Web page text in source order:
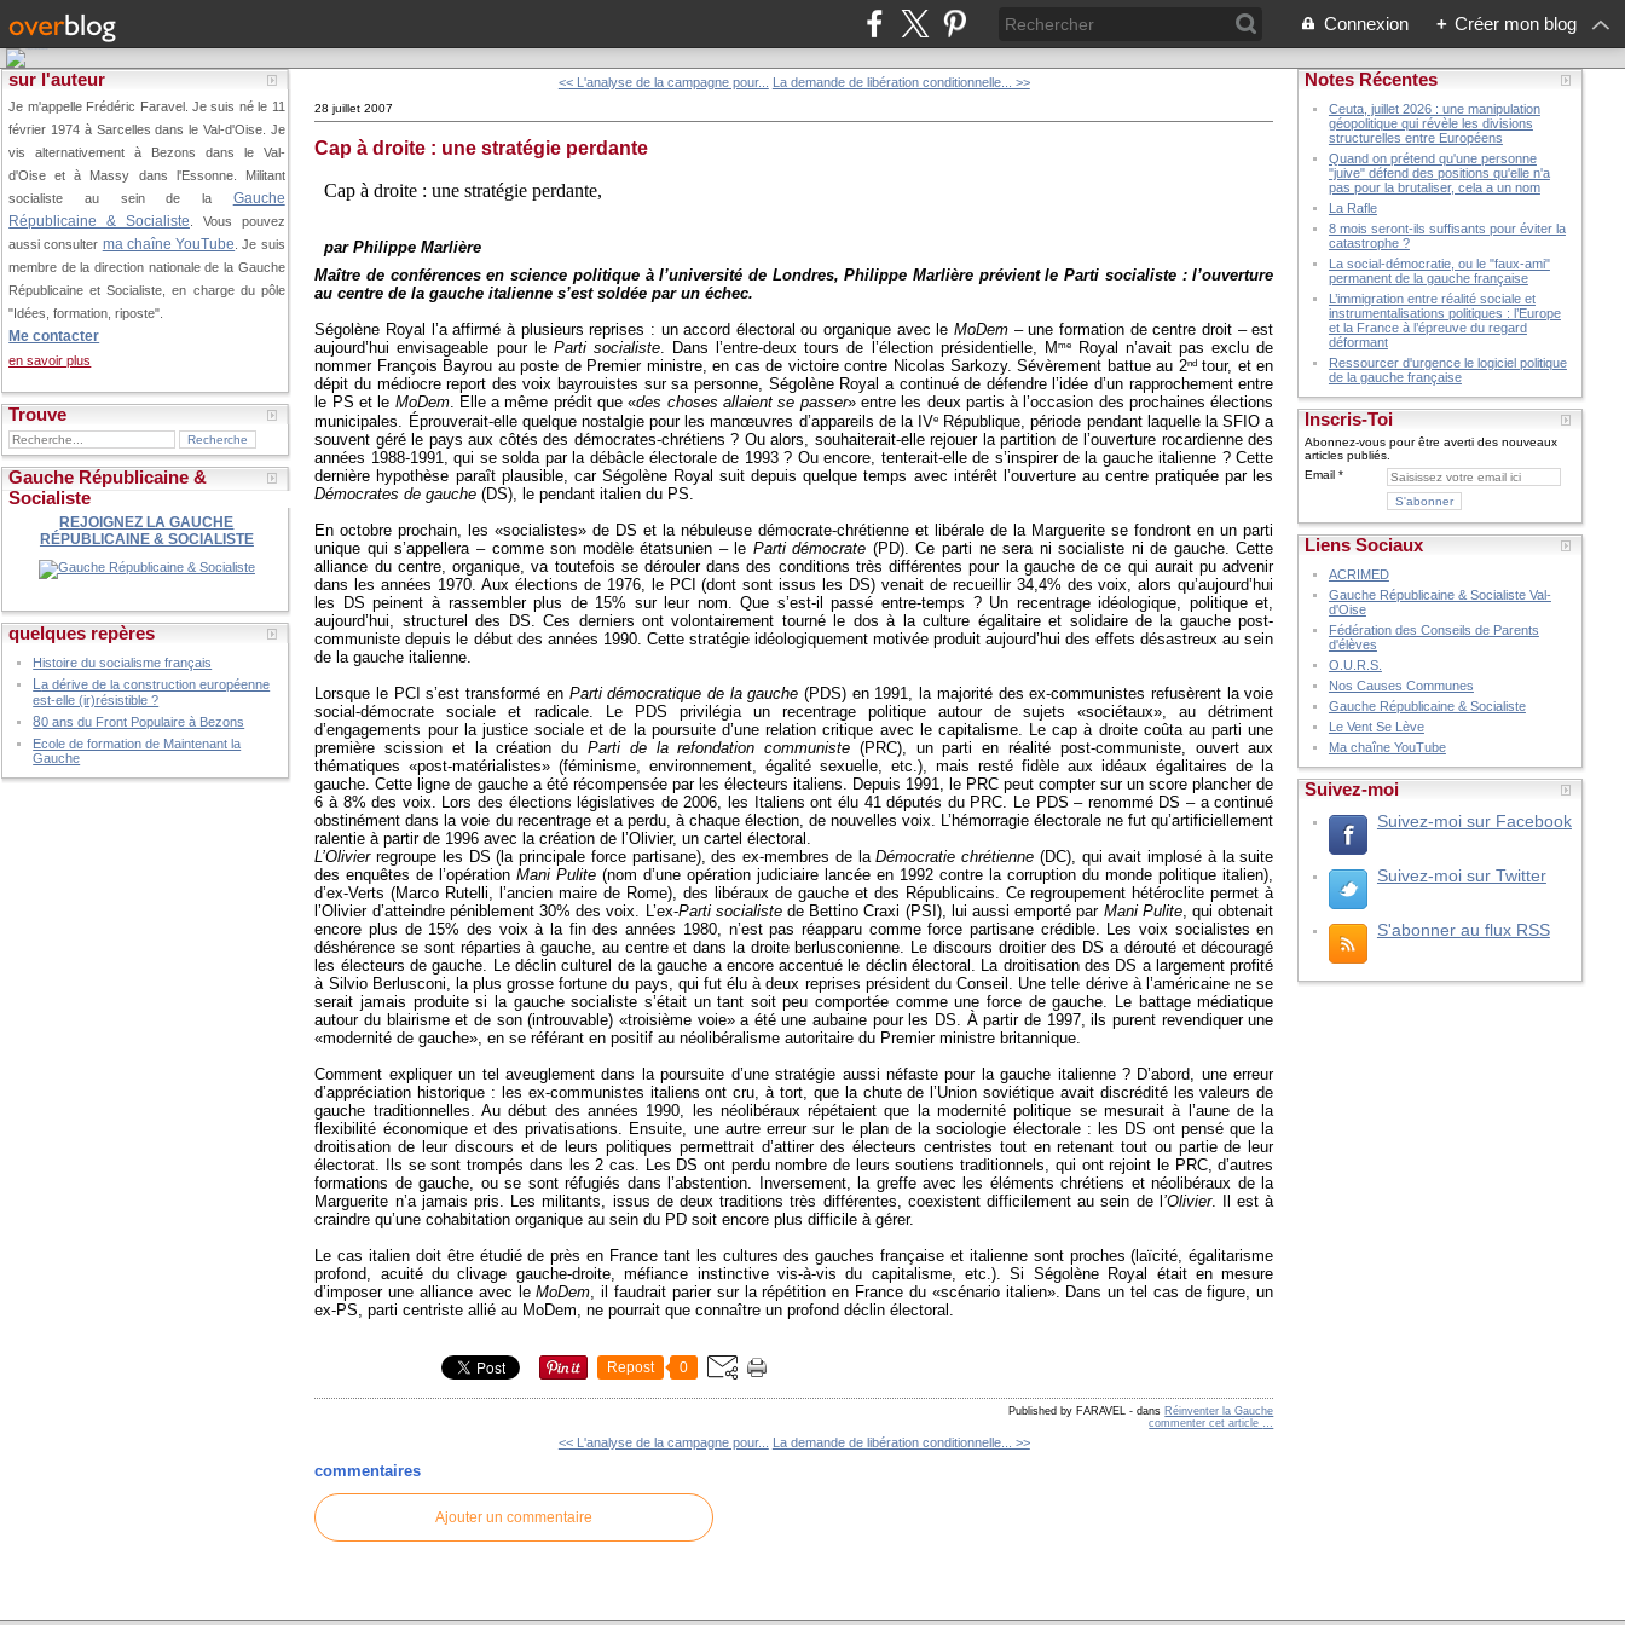
Connexion + Créer mon blog
sur l'auteur
Je m'appelle Frédéric Faravel. Je suis né le 11
février 1974 à Sarcelles dans le Val-d'Oise. Je
vis alternativement à Bezons dans le Val-
d'Oise et à Massy dans l'Essonne. Militant
socialiste au sein de la Gauche
Républicaine & Socialiste . Vous pouvez
aussi consulter ma chaîne YouTube . Je suis
membre de la direction nationale de la Gauche
Républicaine et Socialiste, en charge du pôle
"Idées, formation, riposte".
Me contacter
en savoir plus
Trouve
Gauche Républicaine &
Socialiste
REJOIGNEZ LA GAUCHE
RÉPUBLICAINE & SOCIALISTE
quelques repères
Histoire du socialisme français
La dérive de la construction européenne
est-elle (ir)résistible ?
80 ans du Front Populaire à Bezons
Ecole de formation de Maintenant la
Gauche
<< L'analyse de la campagne pour... La demande de libération conditionnelle... >>
28 juillet 2007
Cap à droite : une stratégie perdante
Cap à droite : une stratégie perdante,
par Philippe Marlière
Maître de conférences en science politique à l’université de Londres, Philippe Marlière prévient le Parti socialiste : l’ouverture
au centre de la gauche italienne s’est soldée par un échec.
Ségolène Royal l’a affirmé à plusieurs reprises : un accord électoral ou organique avec leMoDem – une formation de centre droit – est
aujourd’hui envisageable pour le Parti socialiste. Dans l’entre-deux tours de l’élection présidentielle, M meRoyal n’avait pas exclu de
nommer François Bayrou au poste de Premier ministre, en cas de victoire contre Nicolas Sarkozy. Sévèrement battue au 2ndtour, et en
dépit du médiocre report des voix bayrouistes sur sa personne, Ségolène Royal a continué de défendre l’idée d’un rapprochement entre
le PS et le MoDem. Elle a même prédit que «des choses allaient se passer» entre les deux partis à l’occasion des prochaines élections
municipales. Éprouverait-elle quelque nostalgie pour les manœuvres d’appareils de la IVe République, période pendant laquelle la SFIO a
souvent géré le pays aux côtés des démocrates-chrétiens ? Ou alors, souhaiterait-elle rejouer la partition de l’ouverture rocardienne des
années 1988-1991, qui se solda par la débâcle électorale de 1993 ? Ou encore, tenterait-elle de s’inspirer de la gauche italienne ? Cette
dernière hypothèse paraît plausible, car Ségolène Royal suit depuis quelque temps avec intérêt l’ouverture au centre pratiquée par les
Démocrates de gauche (DS), le pendant italien du PS.
En octobre prochain, les «socialistes» de DS et la nébuleuse démocrate-chrétienne et libérale de la Marguerite se fondront en un parti
unique qui s’appellera – comme son modèle étatsunien – le Parti démocrate (PD). Ce parti ne sera ni socialiste ni de gauche. Cette
alliance du centre, organique, va toutefois se dérouler dans des conditions très différentes pour la gauche de ce qui aurait pu advenir
dans les années 1970. Aux élections de 1976, le PCI (dont sont issus les DS) venait de recueillir 34,4% des voix, alors qu’aujourd’hui
les DS peinent à rassembler plus de 15% sur leur nom. Que s’est-il passé entre-temps ? Un recentrage idéologique, politique et,
aujourd’hui, structurel des DS. Ces derniers ont volontairement tourné le dos à la culture égalitaire et solidaire de la gauche post-
communiste depuis le début des années 1990. Cette stratégie idéologiquement motivée produit aujourd’hui des effets désastreux au sein
de la gauche italienne.
Lorsque le PCI s’est transformé en Parti démocratique de la gauche (PDS) en 1991, la majorité des ex-communistes refusèrent la voie
social-démocrate sociale et radicale. Le PDS privilégia un recentrage politique autour de sujets «sociétaux», au détriment
d’engagements pour la justice sociale et de la poursuite d’une relation critique avec le capitalisme. Le cap à droite coûta au parti une
première scission et la création du Parti de la refondation communiste (PRC), un parti en réalité post-communiste, ouvert aux
thématiques «post-matérialistes» (féminisme, environnement, égalité sexuelle, etc.), mais resté fidèle aux idéaux égalitaires de la
gauche. Cette ligne de gauche a été récompensée par les électeurs italiens. Depuis 1991, le PRC peut compter sur un score plancher de
6 à 8% des voix. Lors des élections législatives de 2006, les Italiens ont élu 41 députés du PRC. Le PDS – renommé DS – a continué
obstinément dans la voie du recentrage et a perdu, à chaque élection, de nouvelles voix. L’hémorragie électorale ne fut qu’artificiellement
ralentie à partir de 1996 avec la création de l’Olivier, un cartel électoral.
L’Olivierregroupe les DS (la principale force partisane), des ex-membres de laDémocratie chrétienne (DC), qui avait implosé à la suite
des enquêtes de l’opérationMani Pulite (nom d’une opération judiciaire lancée en 1992 contre la corruption du monde politique italien),
d’ex-Verts (Marco Rutelli, l’ancien maire de Rome), des libéraux de gauche et des Républicains. Ce regroupement hétéroclite permet à
l’Olivier d’atteindre péniblement 30% des voix. L’ex-Parti socialistede Bettino Craxi (PSI), lui aussi emporté par Mani Pulite, qui obtenait
encore plus de 15% des voix à la fin des années 1980, n’est pas réapparu comme force partisane crédible. Les voix socialistes en
déshérence se sont réparties à gauche, au centre et dans la droite berlusconienne. Le discours droitier des DS a dérouté et découragé
les électeurs de gauche. Le déclin culturel de la gauche a encore accentué le déclin électoral. La droitisation des DS a largement profité
à Silvio Berlusconi, la plus grosse fortune du pays, qui fut élu à deux reprises président du Conseil. Une telle dérive à l’américaine ne se
serait jamais produite si la gauche socialiste s’était un tant soit peu comportée comme une force de gauche. Le battage médiatique
autour du blairisme et de son (introuvable) «troisième voie» a été une aubaine pour les DS. À partir de 1997, ils purent revendiquer une
«modernité de gauche», en se référant en positif au néolibéralisme autoritaire du Premier ministre britannique.
Comment expliquer un tel aveuglement dans la poursuite d’une stratégie aussi néfaste pour la gauche italienne ? D’abord, une erreur
d’appréciation historique : les ex-communistes italiens ont cru, à tort, que la chute de l’Union soviétique avait discrédité les valeurs de
gauche traditionnelles. Au début des années 1990, les néolibéraux répétaient que la modernité politique se mesurait à l’aune de la
flexibilité économique et des privatisations. Ensuite, une autre erreur sur le plan de la sociologie électorale : les DS ont pensé que la
droitisation de leur discours et de leurs politiques permettrait d’attirer des électeurs centristes tout en retenant tout ou partie de leur
électorat. Ils se sont trompés dans les 2 cas. Les DS ont perdu nombre de leurs soutiens traditionnels, qui ont rejoint le PRC, d’autres
formations de gauche, ou se sont réfugiés dans l’abstention. Inversement, la greffe avec les éléments chrétiens et néolibéraux de la
Marguerite n’a jamais pris. Les militants, issus de deux traditions très différentes, coexistent difficilement au sein de l’Olivier. Il est à
craindre qu’une cohabitation organique au sein du PD soit encore plus difficile à gérer.
Le cas italien doit être étudié de près en France tant les cultures des gauches française et italienne sont proches (laïcité, égalitarisme
profond, acuité du clivage gauche-droite, méfiance instinctive vis-à-vis du capitalisme, etc.). Si Ségolène Royal était en mesure
d’imposer une alliance avec leMoDem , il faudrait parier sur la répétition en France du «scénario italien». Dans un tel cas de figure, un
ex-PS, parti centriste allié au MoDem, ne pourrait que connaître un profond déclin électoral.
Repost 0
Published by FARAVEL - dans Réinventer la Gauche
commenter cet article
<< L'analyse de la campagne pour... La demande de libération conditionnelle... >>
commentaires
Ajouter un commentaire
Notes Récentes
Ceuta, juillet 2026 : une manipulation
géopolitique qui révèle les divisions
structurelles entre Européens
Quand on prétend qu'une personne
"juive" défend des positions qu'elle n'a
pas pour la brutaliser, cela a un nom
La Rafle
8 mois seront-ils suffisants pour éviter la
catastrophe ?
La social-démocratie, ou le "faux-ami"
permanent de la gauche française
L’immigration entre réalité sociale et
instrumentalisations politiques : l’Europe
et la France à l’épreuve du regard
déformant
Ressourcer d'urgence le logiciel politique
de la gauche française
Inscris-Toi
Abonnez-vous pour être averti des nouveaux
articles publiés.
Email
Liens Sociaux
ACRIMED
Gauche Républicaine & Socialiste Val-
d'Oise
Fédération des Conseils de Parents
d'élèves
O.U.R.S.
Nos Causes Communes
Gauche Républicaine & Socialiste
Le Vent Se Lève
Ma chaîne YouTube
Suivez-moi
Suivez-moi sur Facebook
Suivez-moi sur Twitter
S'abonner au flux RSS